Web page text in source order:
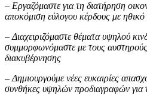
– Εργαζόμαστε για τη διατήρηση
αποκόμιση εύλογου κέρδους με ηθικό
– Διαχειριζόμαστε θέματα υψηλού
συμμορφωνόμαστε με τους αυστηρούς
διακυβέρνησης
– Δημιουργούμε νέες ευκαιρίες
συνθήκες υψηλών προδιαγραφών για